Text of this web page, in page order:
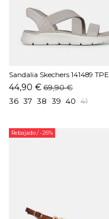
Sandalia Skechers 141489 TPE
Taupe
44,90 €69,90 €
36 37 38 39 40 41
Rebajado/ -26%